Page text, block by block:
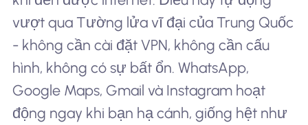
vượt qua Tường lửa vĩ đại của Trung Quốc
- không cần cài đặt VPN, không cần cấu
hình, không có sự bất ổn. WhatsApp,
Google Maps, Gmail và Instagram hoạt
động ngay khi bạn hạ cánh, giống hệt như